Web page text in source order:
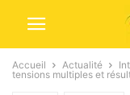
Accueil Actualité
tensions multiples et